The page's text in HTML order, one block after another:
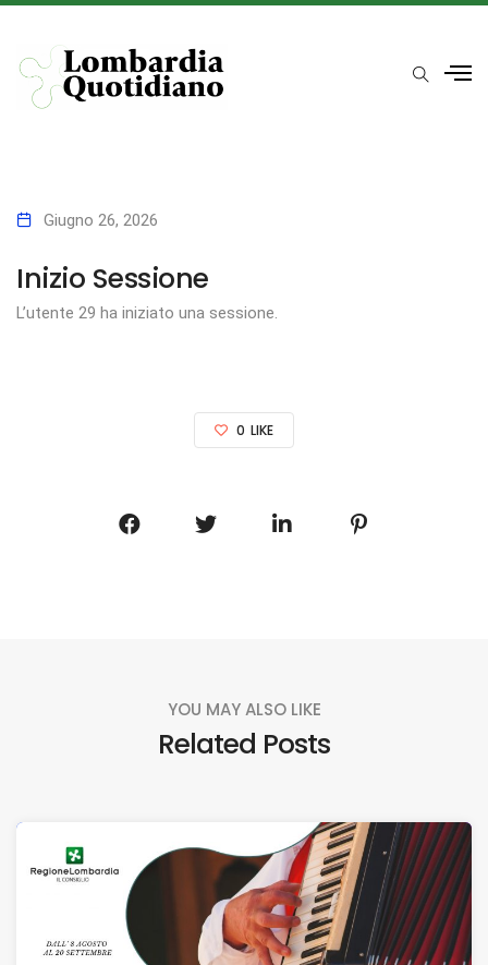
Giugno 26, 2026
Inizio Sessione
L’utente 29 ha iniziato una sessione.
0 LIKE
YOU MAY ALSO LIKE
Related Posts